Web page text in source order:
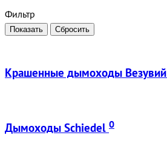
Фильтр
Крашенные дымоходы Везувий
Дымоходы Schiedel 0